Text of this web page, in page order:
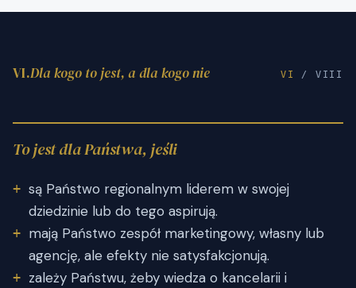
VI.Dla kogo to jest, a dla kogo nie VI / VIII
To jest dla Państwa, jeśli
są Państwo regionalnym liderem w swojej
dziedzinie lub do tego aspirują.
mają Państwo zespół marketingowy, własny lub
agencję, ale efekty nie satysfakcjonują.
zależy Państwu, żeby wiedza o kancelarii i